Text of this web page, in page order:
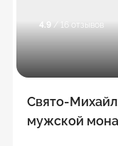
4.9 / 16 отзывов
Свято-
мужской